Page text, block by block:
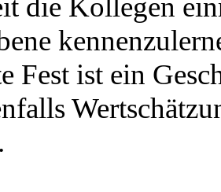
Fest ist ein